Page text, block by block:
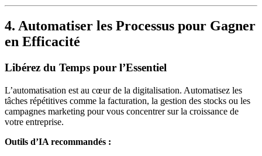
4. Automatiser les Processus pour Gagner
en Efficacité
Libérez du Temps pour l’Essentiel
L’automatisation est au cœur de la digitalisation. Automatisez les
tâches répétitives comme la facturation, la gestion des stocks ou les
campagnes marketing pour vous concentrer sur la croissance de
votre entreprise.
Outils d’IA recommandés :